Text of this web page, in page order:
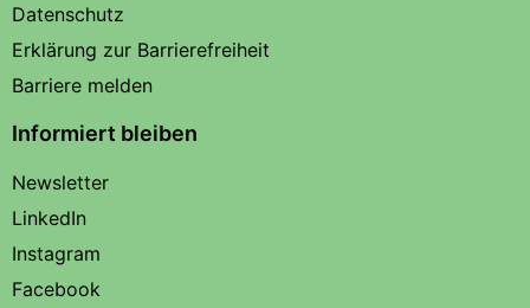
Datenschutz
Erklärung zur Barrierefreiheit
Barriere melden
Informiert bleiben
Newsletter
LinkedIn
Instagram
Facebook